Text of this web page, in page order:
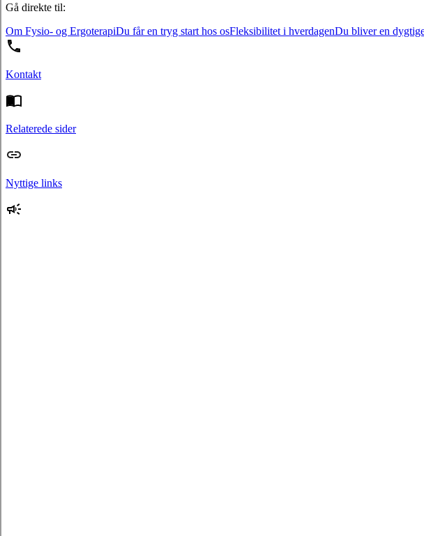
Gå direkte til:
Om Fysio- og ErgoterapiDu får en tryg start hos osFleksibilitet i hverdagenDu bliver en
Kontakt
Relaterede sider
Nyttige links